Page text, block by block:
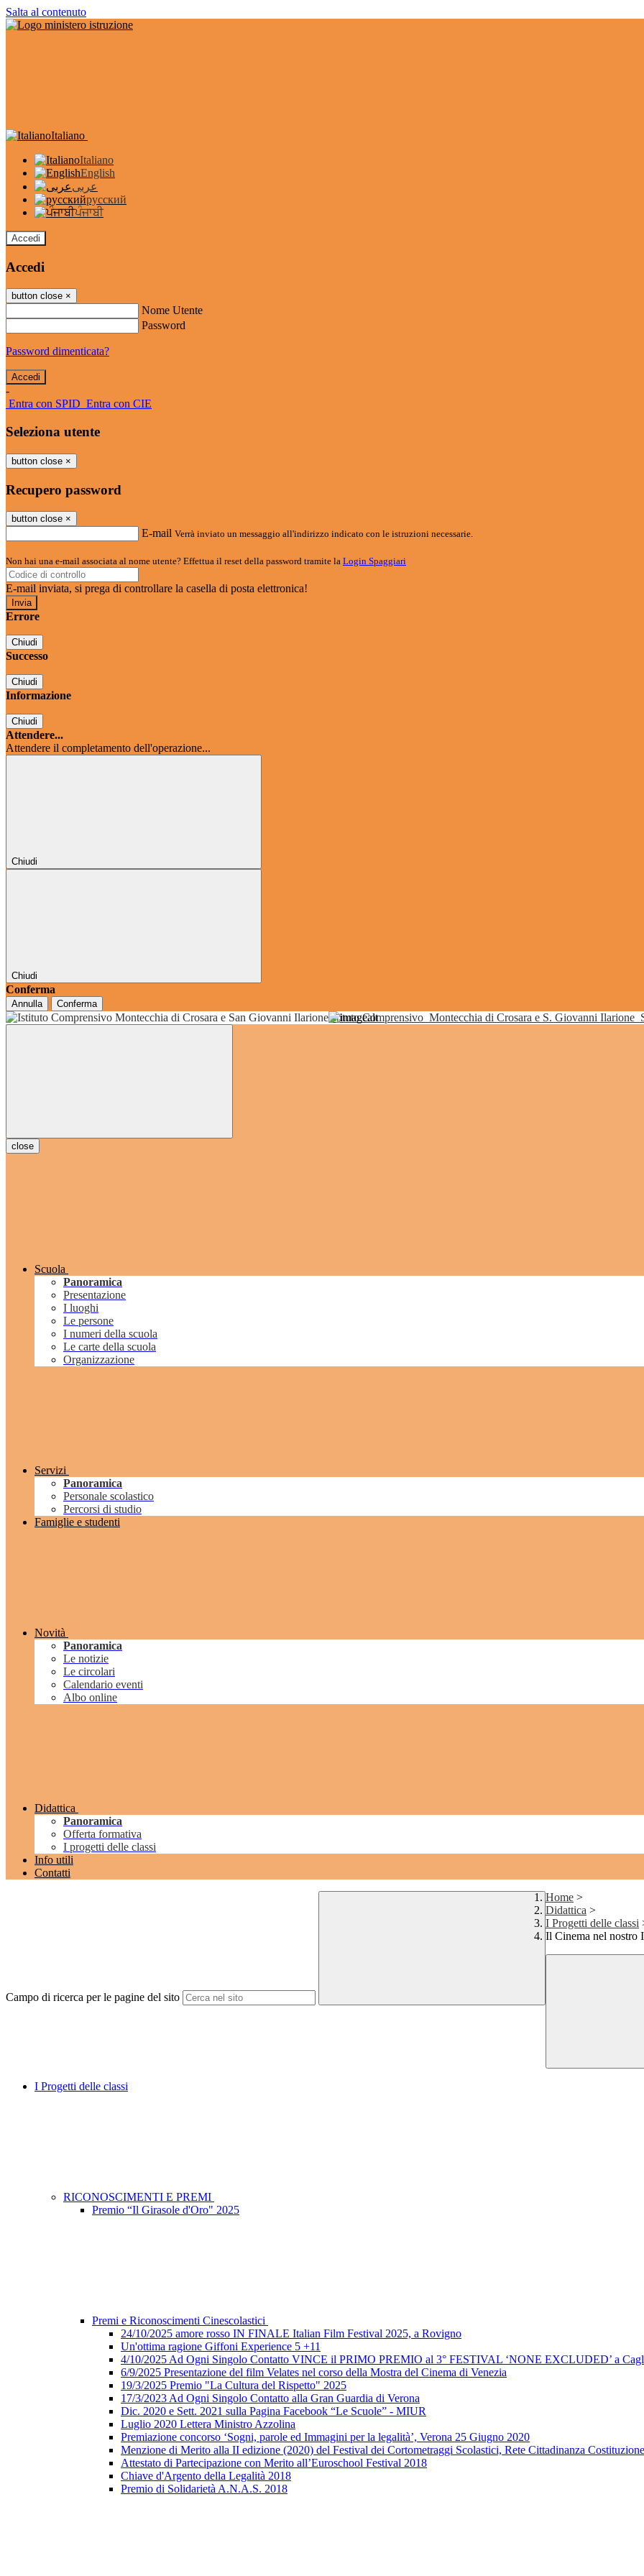
Salta al contenuto
Italiano
Italiano
English
عربى
русский
ਪੰਜਾਬੀ
Accedi
Accedi
button close ×
Nome Utente
Password
Password dimenticata?
-
Entra con SPID Entra con CIE
Seleziona utente
button close ×
Recupero password
button close ×
E-mail Verrà inviato un messaggio all'indirizzo indicato con le istruzioni necessarie.
Non hai una e-mail associata al nome utente? Effettua il reset della password tramite la Login Spaggiari
E-mail inviata, si prega di controllare la casella di posta elettronica!
Errore
Chiudi
Successo
Chiudi
Informazione
Chiudi
Attendere...
Attendere il completamento dell'operazione...
Chiudi
Chiudi
Conferma
Annulla Conferma
Istituto Comprensivo Montecchia di Crosara e S. Giovanni Ilarione
grado
close
Scuola
Panoramica
Presentazione
I luoghi
Le persone
I numeri della scuola
Le carte della scuola
Organizzazione
Servizi
Panoramica
Personale scolastico
Percorsi di studio
Famiglie e studenti
Novità
Panoramica
Le notizie
Le circolari
Calendario eventi
Albo online
Didattica
Panoramica
Offerta formativa
I progetti delle classi
Info utili
Contatti
Campo di ricerca per le pagine del sito
Home >
Didattica >
I Progetti delle classi
Il Cinema nel nostro
I Progetti delle classi
RICONOSCIMENTI E PREMI
Premio “Il Girasole d'Oro" 2025
Premi e Riconoscimenti Cinescolastici
24/10/2025 amore rosso IN FINALE Italian Film Festival 2025, a Rovigno
Un'ottima ragione Giffoni Experience 5 +11
4/10/2025 Ad Ogni Singolo Contatto VINCE il PRIMO PREMIO al 3° FESTIVAL ‘NONE EXCLUDED’ a
6/9/2025 Presentazione del film Velates nel corso della Mostra del Cinema di Venezia
19/3/2025 Premio "La Cultura del Rispetto" 2025
17/3/2023 Ad Ogni Singolo Contatto alla Gran Guardia di Verona
Dic. 2020 e Sett. 2021 sulla Pagina Facebook “Le Scuole” - MIUR
Luglio 2020 Lettera Ministro Azzolina
Premiazione concorso ‘Sogni, parole ed Immagini per la legalità’, Verona 25 Giugno 2020
Menzione di Merito alla II edizione (2020) del Festival dei Cortometraggi Scolastici, Rete Cittadinanza
Attestato di Partecipazione con Merito all’Euroschool Festival 2018
Chiave d'Argento della Legalità 2018
Premio di Solidarietà A.N.A.S. 2018